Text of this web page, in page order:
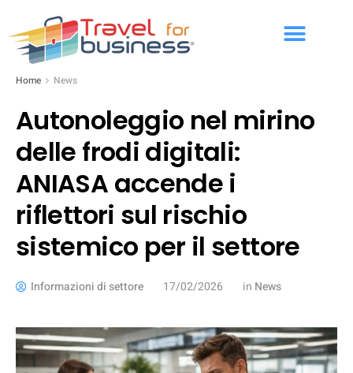
Home News
Autonoleggio nel mirino
delle frodi digitali:
ANIASA accende i
riflettori sul rischio
sistemico per il settore
Informazioni di settore 17/02/2026 in News